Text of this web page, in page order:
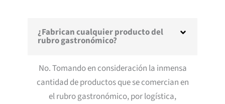
¿Fabrican cualquier producto del
rubro gastronómico?
No. Tomando en consideración la inmensa
cantidad de productos que se comercian en
el rubro gastronómico, por logística,